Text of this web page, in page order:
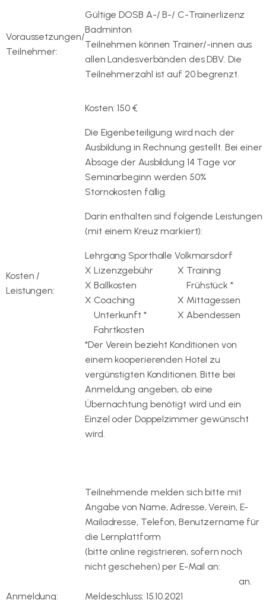
Voraussetzungen/
Teilnehmer:
Gültige DOSB A-/ B-/ C-Trainerlizenz
Badminton
Teilnehmen können Trainer/-innen aus
allen Landesverbänden des DBV. Die
Teilnehmerzahl ist auf 20 begrenzt.
Kosten /
Leistungen:
Kosten: 150 €
Die Eigenbeteiligung wird nach der
Ausbildung in Rechnung gestellt. Bei einer
Absage der Ausbildung 14 Tage vor
Seminarbeginn werden 50%
Stornokosten fällig.
Darin enthalten sind folgende Leistungen
(mit einem Kreuz markiert):
Lehrgang Sporthalle Volkmarsdorf
X Lizenzgebühr X Training
X Ballkosten
Frühstück *
X Coaching X Mittagessen
Unterkunft *
X Abendessen
Fahrtkosten
*Der Verein bezieht Konditionen von
einem kooperierenden Hotel zu
vergünstigten Konditionen. Bitte bei
Anmeldung angeben, ob eine
Übernachtung benötigt wird und ein
Einzel oder Doppelzimmer gewünscht
wird.
Anmeldung:
Teilnehmende melden sich bitte mit
Angabe von Name, Adresse, Verein, E-
Mailadresse, Telefon, Benutzername für
die Lernplattform
(bitte online registrieren, sofern noch
nicht geschehen) per E-Mail an:
an.
Meldeschluss: 15.10.2021